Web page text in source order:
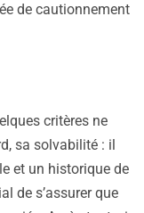
de cautionnement
critères ne
sa solvabilité : il
et un historique de
de s’assurer que